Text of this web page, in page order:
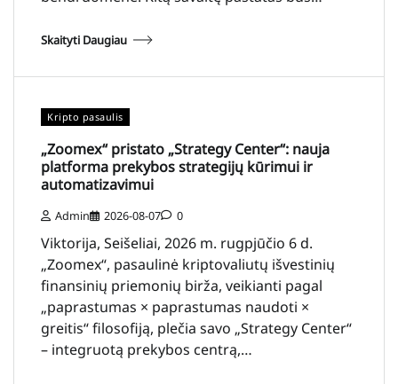
Skaityti Daugiau
Kripto pasaulis
„Zoomex“ pristato „Strategy Center“: nauja
platforma prekybos strategijų kūrimui ir
automatizavimui
Admin 2026-08-07 0
Viktorija, Seišeliai, 2026 m. rugpjūčio 6 d.
„Zoomex“, pasaulinė kriptovaliutų išvestinių
finansinių priemonių birža, veikianti pagal
„paprastumas × paprastumas naudoti ×
greitis“ filosofiją, plečia savo „Strategy Center“
– integruotą prekybos centrą,…